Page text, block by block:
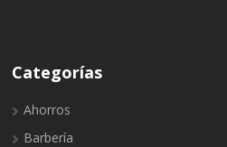
Categorías
Ahorros
Barbería